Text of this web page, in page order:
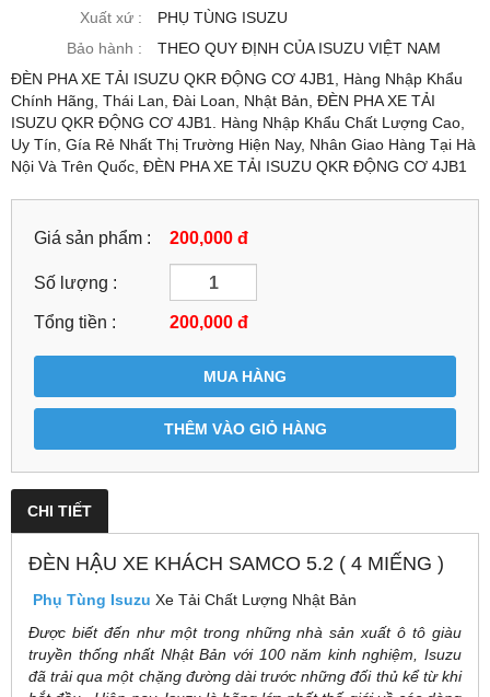
Xuất xứ :
PHỤ TÙNG ISUZU
Bảo hành :
THEO QUY ĐỊNH CỦA ISUZU VIỆT NAM
ĐÈN PHA XE TẢI ISUZU QKR ĐỘNG CƠ 4JB1, Hàng Nhập Khẩu
Chính Hãng, Thái Lan, Đài Loan, Nhật Bản, ĐÈN PHA XE TẢI
ISUZU QKR ĐỘNG CƠ 4JB1. Hàng Nhập Khẩu Chất Lượng Cao,
Uy Tín, Gía Rẻ Nhất Thị Trường Hiện Nay, Nhân Giao Hàng Tại Hà
Nội Và Trên Quốc, ĐÈN PHA XE TẢI ISUZU QKR ĐỘNG CƠ 4JB1
Giá sản phẩm : 200,000 đ
Số lượng :
Tổng tiền : 200,000 đ
MUA HÀNG
THÊM VÀO GIỎ HÀNG
CHI TIẾT
ĐÈN HẬU XE KHÁCH SAMCO 5.2 ( 4 MIẾNG )
Phụ Tùng Isuzu Xe Tải Chất Lượng Nhật Bản
Được biết đến như một trong những nhà sản xuất ô tô giàu
truyền thống nhất Nhật Bản với 100 năm kinh nghiệm, Isuzu
đã trải qua một chặng đường dài trước những đối thủ kể từ khi